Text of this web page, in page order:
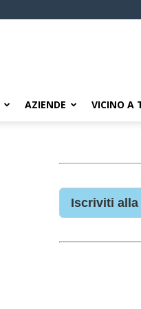
AZIENDE VICINO A
Iscriviti